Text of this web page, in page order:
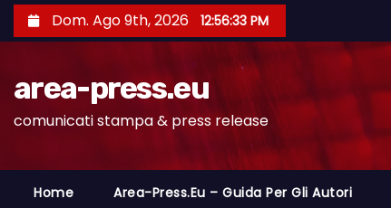
a
Dom. Ago 9th, 2026 12:56:34 PM
area-press.eu
comunicati stampa & press release
Home Area-Press.eu – Guida Per Gli Autori